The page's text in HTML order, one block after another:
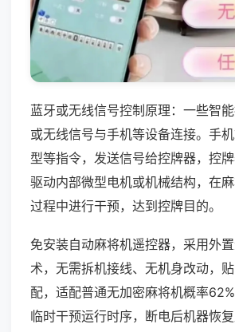
蓝牙或无线信号控制原理：一些智
或无线信号与手机等设备连接。手
型等指令，发送信号给控牌器，控
驱动内部微型电机或机械结构，在
过程中进行干预，达到控牌目的。
免安装自动麻将机遥控器，采用外
术，无需拆机接线、无机身改动，
配，适配普通无加密麻将机概率
临时干预运行时序，断电后机器恢